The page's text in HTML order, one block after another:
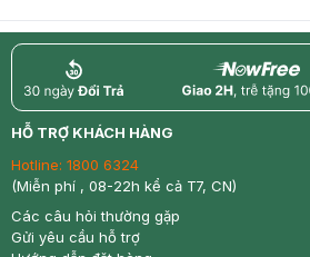
return nowfree
HỖ TRỢ KHÁCH HÀNG
Hotline: 1800 6324
(Miễn phí , 08-22h kể cả T7, CN)
Các câu hỏi thường gặp
Gửi yêu cầu hỗ trợ